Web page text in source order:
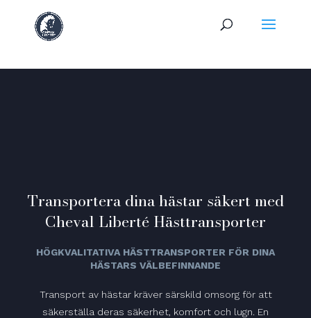
Transportera dina hästar säkert med
Cheval Liberté Hästtransporter
HÖGKVALITATIVA HÄSTTRANSPORTER FÖR DINA
HÄSTARS VÄLBEFINNANDE
Transport av hästar kräver särskild omsorg för att
säkerställa deras säkerhet, komfort och lugn. En